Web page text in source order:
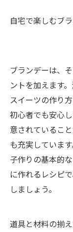
自宅で楽しむブ
ブランデーは、
ントを加えます
スイーツの作り
初心者でも安心
意されているこ
も充実していま
子作りの基本的
に作れるレシピ
しましょう。
道具と材料の揃